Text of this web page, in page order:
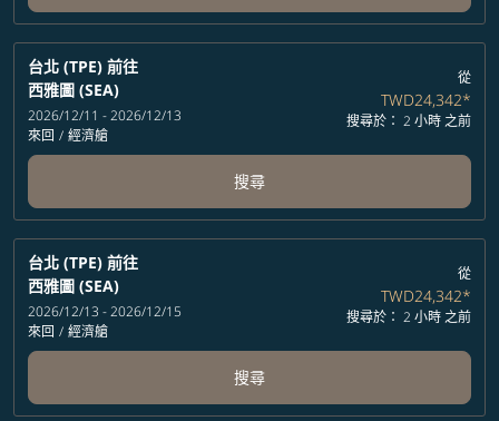
台北 (TPE) 前往
西雅圖 (SEA)
2026/12/11 - 2026/12/13
來回 / 經濟艙
從
TWD24,342*
搜尋於： 2 小時 之前
搜尋
台北 (TPE) 前往
西雅圖 (SEA)
2026/12/13 - 2026/12/15
來回 / 經濟艙
從
TWD24,342*
搜尋於： 2 小時 之前
搜尋